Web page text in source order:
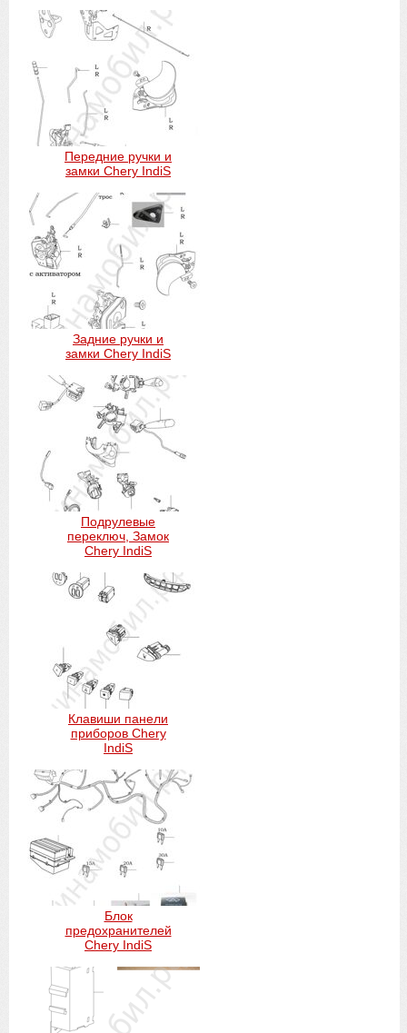
Передние ручки и
замки Chery IndiS
Задние ручки и
замки Chery IndiS
Подрулевые
переключ, Замок
Chery IndiS
Клавиши панели
приборов Chery
IndiS
Блок
предохранителей
Chery IndiS